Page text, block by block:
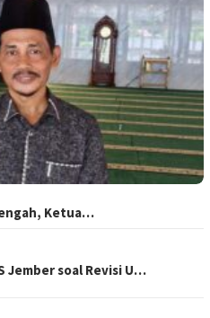
Ketua…
Jember soal Revisi U…